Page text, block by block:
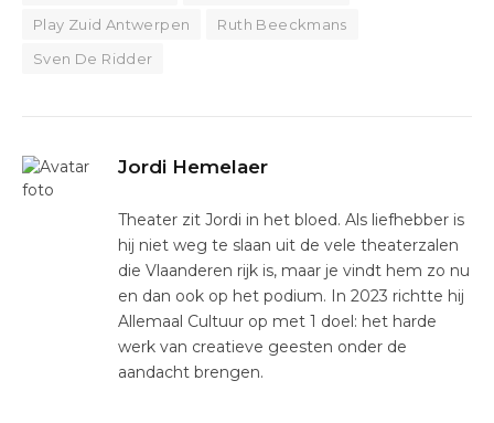
Play Zuid Antwerpen
Ruth Beeckmans
Sven De Ridder
Jordi Hemelaer
Theater zit Jordi in het bloed. Als liefhebber is
hij niet weg te slaan uit de vele theaterzalen
die Vlaanderen rijk is, maar je vindt hem zo nu
en dan ook op het podium. In 2023 richtte hij
Allemaal Cultuur op met 1 doel: het harde
werk van creatieve geesten onder de
aandacht brengen.